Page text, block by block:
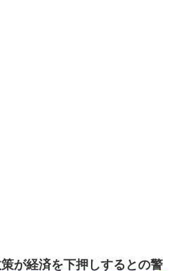
が経済を下押しするとの警